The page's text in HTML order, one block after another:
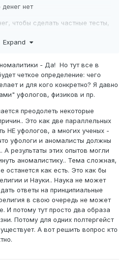
при полтергейсте
нет
чтобы сделать частные тесты,
Expand
- Да! Но тут все в
четкое определение: чего
и для кого конкретно? Я давно
уфологов, физиков и пр.
преодолеть некоторые
Это как две параллельных
НЕ уфологов, а многих ученых -
уфологи и аномалисты должны
А результаты этих опытов могли
аномалистику.. Тема сложная,
останется как есть. Это как бы
и Науки.. Наука не может
ответы на принципиальные
в свою очередь не может
И потому тут просто два образа
Потому для одних полтергейст
А вот решить вопрос кто